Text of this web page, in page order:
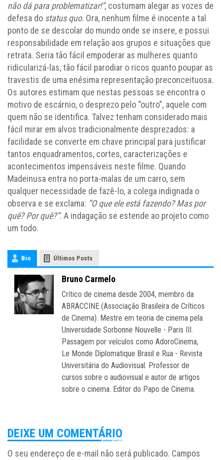
não dá para problematizar!”, costumam alegar as vozes de
defesa do status quo. Ora, nenhum filme é inocente a tal
ponto de se descolar do mundo onde se insere, e possui
responsabilidade em relação aos grupos e situações que
retrata. Seria tão fácil empoderar as mulheres quanto
ridicularizá-las, tão fácil parodiar o ricos quanto poupar as
travestis de uma enésima representação preconceituosa.
Os autores estimam que nestas pessoas se encontra o
motivo de escárnio, o desprezo pelo “outro”, aquele com
quem não se identifica. Talvez tenham considerado mais
fácil mirar em alvos tradicionalmente desprezados: a
facilidade se converte em chave principal para justificar
tantos enquadramentos, cortes, caracterizações e
acontecimentos impensáveis neste filme. Quando
Madeinusa entra no porta-malas de um carro, sem
qualquer necessidade de fazê-lo, a colega indignada o
observa e se exclama: “O que ele está fazendo? Mas por
quê? Por quê?”. A indagação se estende ao projeto como
um todo.
Bio Últimos Posts
Bruno Carmelo
Crítico de cinema desde 2004, membro da
ABRACCINE (Associação Brasileira de Críticos
de Cinema). Mestre em teoria de cinema pela
Universidade Sorbonne Nouvelle - Paris III.
Passagem por veículos como AdoroCinema,
Le Monde Diplomatique Brasil e Rua - Revista
Universitária do Audiovisual. Professor de
cursos sobre o audiovisual e autor de artigos
sobre o cinema. Editor do Papo de Cinema.
DEIXE UM COMENTÁRIO
O seu endereço de e-mail não será publicado. Campos